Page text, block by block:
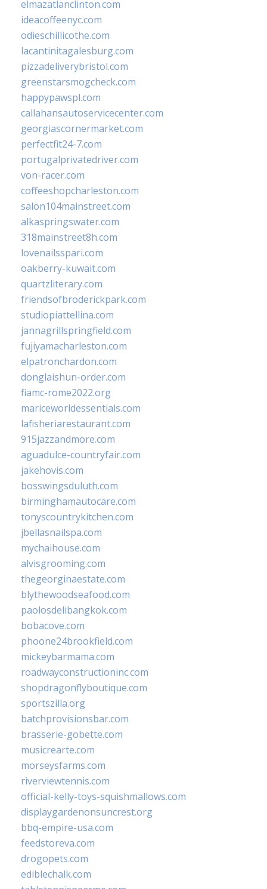
elmazatlanclinton.com
ideacoffeenyc.com
odieschillicothe.com
lacantinitagalesburg.com
pizzadeliverybristol.com
greenstarsmogcheck.com
happypawspl.com
callahansautoservicecenter.com
georgiascornermarket.com
perfectfit24-7.com
portugalprivatedriver.com
von-racer.com
coffeeshopcharleston.com
salon104mainstreet.com
alkaspringswater.com
318mainstreet8h.com
lovenailsspari.com
oakberry-kuwait.com
quartzliterary.com
friendsofbroderickpark.com
studiopiattellina.com
jannagrillspringfield.com
fujiyamacharleston.com
elpatronchardon.com
donglaishun-order.com
fiamc-rome2022.org
mariceworldessentials.com
lafisheriarestaurant.com
915jazzandmore.com
aguadulce-countryfair.com
jakehovis.com
bosswingsduluth.com
birminghamautocare.com
tonyscountrykitchen.com
jbellasnailspa.com
mychaihouse.com
alvisgrooming.com
thegeorginaestate.com
blythewoodseafood.com
paolosdelibangkok.com
bobacove.com
phoone24brookfield.com
mickeybarmama.com
roadwayconstructioninc.com
shopdragonflyboutique.com
sportszilla.org
batchprovisionsbar.com
brasserie-gobette.com
musicrearte.com
morseysfarms.com
riverviewtennis.com
official-kelly-toys-squishmallows.com
displaygardenonsuncrest.org
bbq-empire-usa.com
feedstoreva.com
drogopets.com
ediblechalk.com